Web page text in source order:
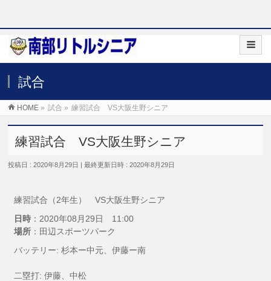
試合
HOME » 試合 » 練習試合 VS大阪生野シニア
練習試合 VS大阪生野シニア
投稿日 : 2020年8月29日 最終更新日時 : 2020年8月29日
練習試合（2年生） VS大阪生野シニア
日時 ：2020年08月29日 11:00
場所 ：田辺スポーツパーク
バッテリー: 杉本ー中元、伊藤ー南
二塁打: 伊藤、中松